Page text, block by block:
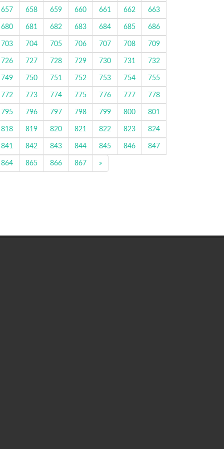
657 658 659 660 661 662 663
680 681 682 683 684 685 686
703 704 705 706 707 708 709
726 727 728 729 730 731 732
749 750 751 752 753 754 755
772 773 774 775 776 777 778
795 796 797 798 799 800 801
818 819 820 821 822 823 824
841 842 843 844 845 846 847
864 865 866 867 »